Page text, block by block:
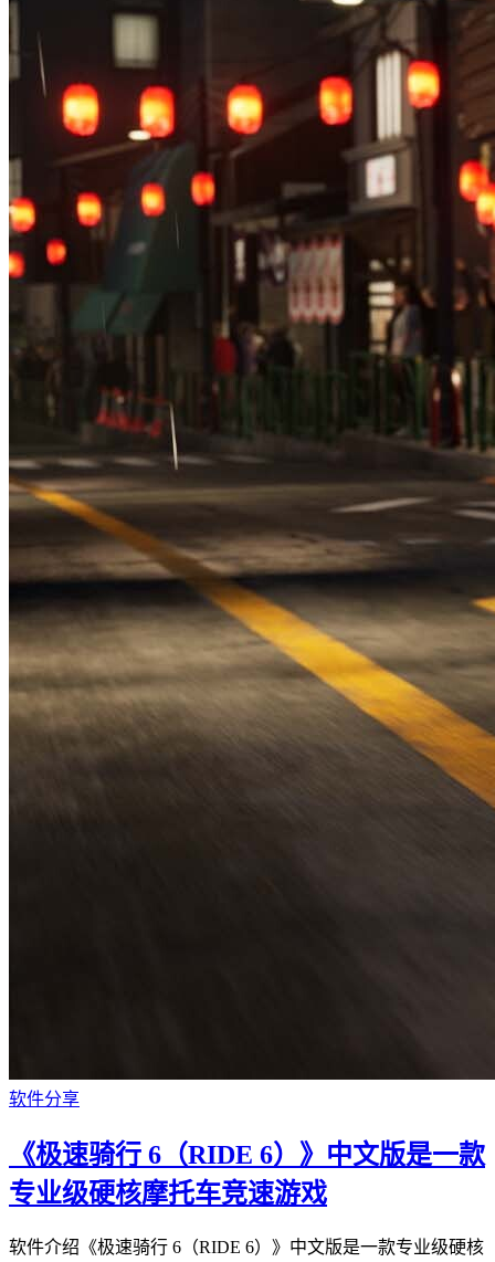
软件分享
《极速骑行 6（RIDE 6）》中文版是一款
专业级硬核摩托车竞速游戏
软件介绍《极速骑行 6（RIDE 6）》中文版是一款专业级硬核